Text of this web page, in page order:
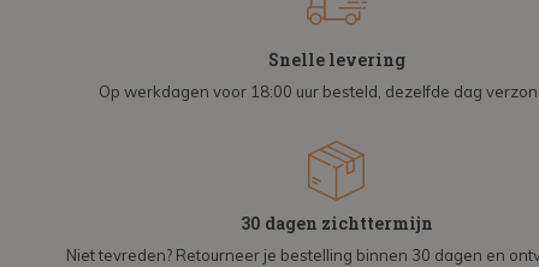
Snelle levering
Op werkdagen voor 18:00 uur besteld, dezelfde dag
30 dagen zichttermijn
Niet tevreden? Retourneer je bestelling binnen 30 dagen en